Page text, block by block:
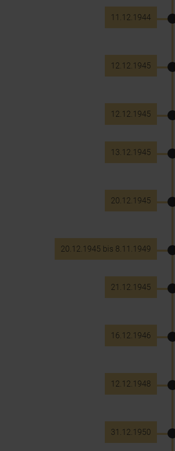
11.12.1944
12.12.1945
12.12.1945
13.12.1945
20.12.1945
20.12.1945 bis 8.11.1949
21.12.1945
16.12.1946
12.12.1948
31.12.1950